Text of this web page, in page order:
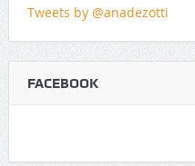
Tweets by @anadezotti
FACEBOOK